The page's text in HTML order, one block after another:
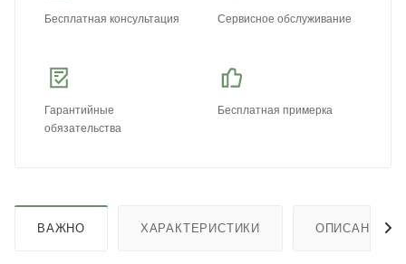
Бесплатная консультация Сервисное обслуживание
Гарантийные
обязательства
Бесплатная примерка
ВАЖНО ХАРАКТЕРИСТИКИ ОПИСАНИЕ